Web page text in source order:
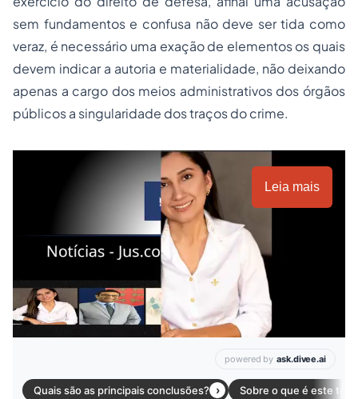
sem fundamentos e confusa não deve ser tida como
veraz, é necessário uma exação de elementos os quais
devem indicar a autoria e materialidade, não deixando
apenas a cargo dos meios administrativos dos órgãos
públicos a singularidade dos traços do crime.
Leia mais